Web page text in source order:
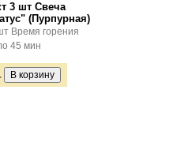
3 шт Свеча
(Пурпурная)
Время горения
45 мин